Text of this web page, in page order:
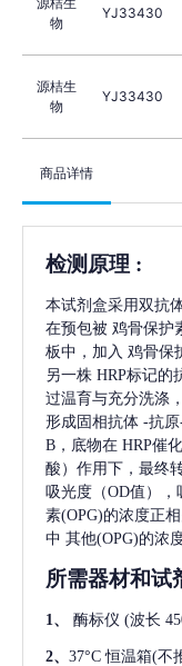
物
YJ33430
源桔生
物
YJ33430
商品详情
检测原理 :
本试剂盒采用双抗
在预包被 鸡骨保护
板中，加入 鸡骨保
另一株 HRP标记的
过温育与充分洗涤
形成固相抗体 -抗
B，底物在 HRP催
酸）作用下，最终
吸光度（OD值）
素(OPG)的浓度正
中 其他(OPG)的浓度
所需器材和试
1、 酶标仪 (波长
2、 37°C 恒温箱(不